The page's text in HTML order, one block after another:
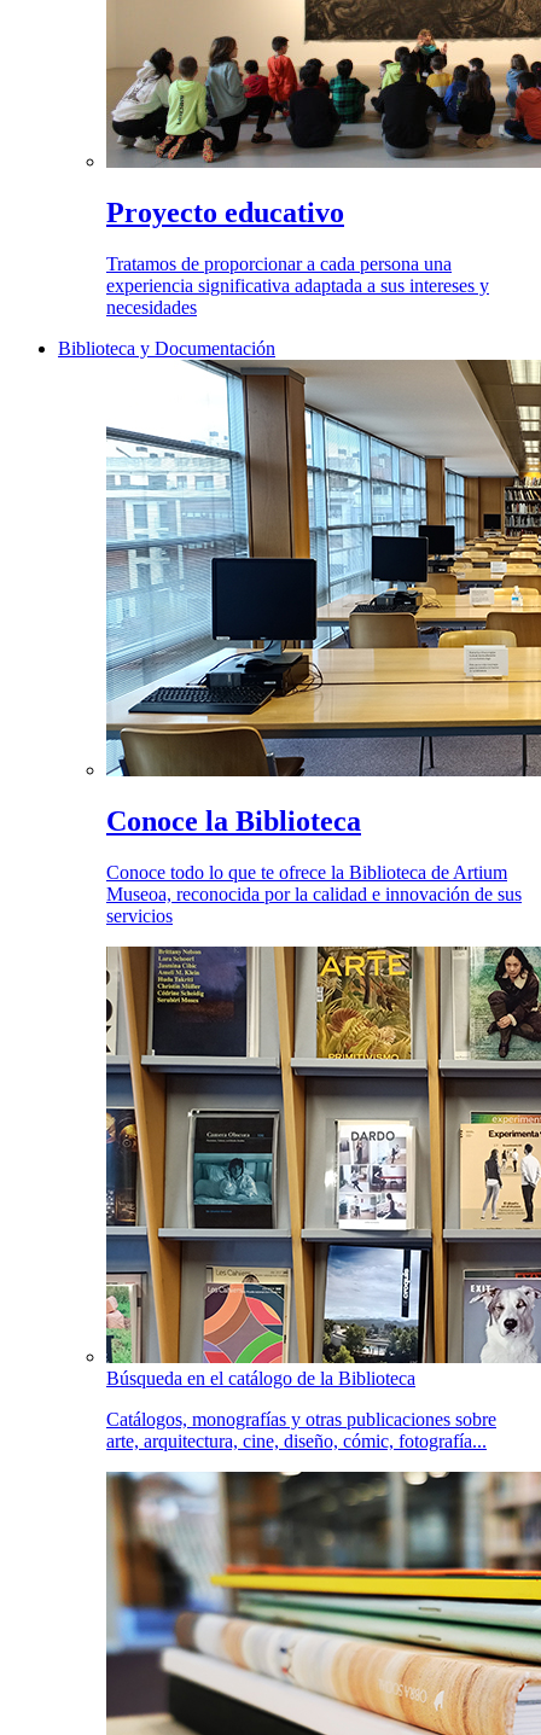
Proyecto educativo
Tratamos de proporcionar a cada persona una
experiencia significativa adaptada a sus intereses y
necesidades
Biblioteca y Documentación
Conoce la Biblioteca
Conoce todo lo que te ofrece la Biblioteca de Artium
Museoa, reconocida por la calidad e innovación de sus
servicios
Búsqueda en el catálogo de la Biblioteca
Catálogos, monografías y otras publicaciones sobre
arte, arquitectura, cine, diseño, cómic, fotografía...